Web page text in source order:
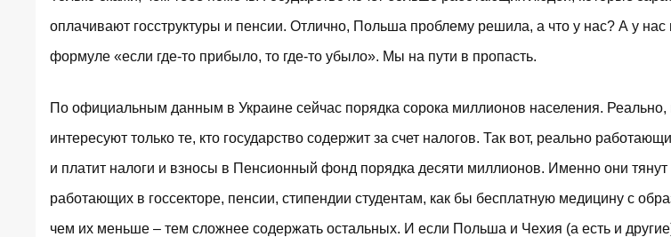
оплачивают госструктуры и пенсии. Отлично, Польша проблему решила, а что у нас? А у нас
формуле «если где-то прибыло, то где-то убыло». Мы на пути в пропасть.
По официальным данным в Украине сейчас порядка сорока миллионов населения.
интересуют только те, кто государство содержит за счет налогов. Так вот, реально
и платит налоги и взносы в Пенсионный фонд порядка десяти миллионов. Именно они тянут
работающих в госсекторе, пенсии, стипендии студентам, как бы бесплатную медицину с
чем их меньше – тем сложнее содержать остальных. И если Польша и Чехия (а есть и